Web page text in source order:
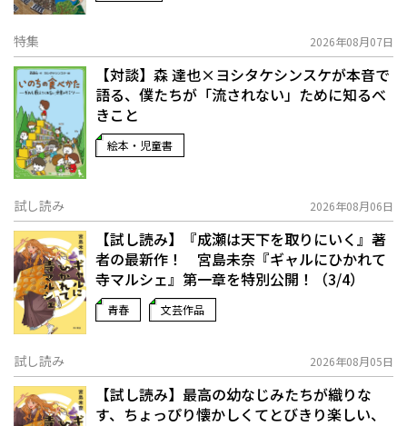
特集 2026年08月07日
【対談】森 達也×ヨシタケシンスケが本音で
語る、僕たちが「流されない」ために知るべ
きこと
絵本・児童書
試し読み 2026年08月06日
【試し読み】『成瀬は天下を取りにいく』著
者の最新作！ 宮島未奈『ギャルにひかれて
寺マルシェ』第一章を特別公開！（3/4）
青春 文芸作品
試し読み 2026年08月05日
【試し読み】最高の幼なじみたちが織りな
す、ちょっぴり懐かしくてとびきり楽しい、